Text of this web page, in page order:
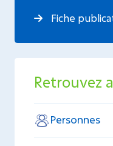
Fiche
Retrouvez
Personnes